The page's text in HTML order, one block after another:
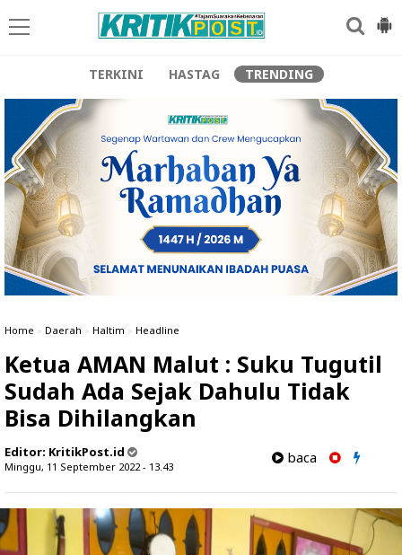
TERKINI HASTAG TRENDING
Home » Daerah » Haltim » Headline
Ketua AMAN Malut : Suku Tugutil
Sudah Ada Sejak Dahulu Tidak
Bisa Dihilangkan
Editor: KritikPost.id
Minggu, 11 September 2022 - 13.43
baca